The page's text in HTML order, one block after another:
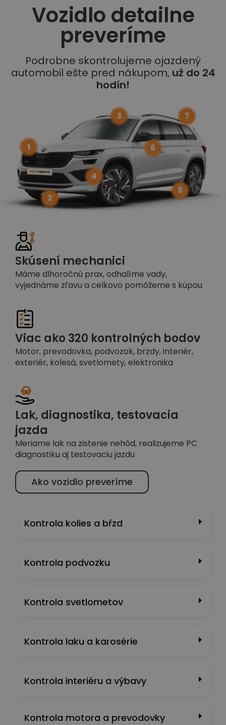
Vozidlo detailne
preveríme
Podrobne skontrolujeme ojazdený
automobil ešte pred nákupom, už do 24
hodín!
Skúsení mechanici
Máme dlhoročnú prax, odhalíme vady,
vyjednáme zľavu a celkovo pomôžeme s kúpou
Viac ako 320 kontrolných bodov
Motor, prevodovka, podvozok, brzdy, interiér,
exteriér, kolesá, svetlomety, elektronika
Lak, diagnostika, testovacia
jazda
Meriame lak na zistenie nehôd, realizujeme PC
diagnostiku aj testovaciu jazdu
Ako vozidlo preveríme
1
2
3
4
5
6
7
Kontrola kolies a bŕzd
Kontrola podvozku
Kontrola svetlometov
Kontrola laku a karosérie
Kontrola interiéru a výbavy
Kontrola motora a prevodovky